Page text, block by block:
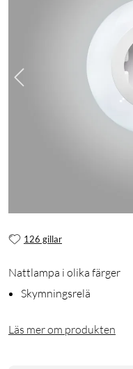
126 gillar
Nattlampa i olika färger
Skymningsrelä
Läs mer om produkten